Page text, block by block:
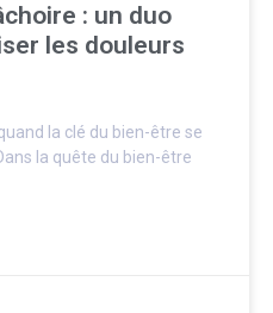
: un duo
les douleurs
la clé du bien-être se
la quête du bien-être